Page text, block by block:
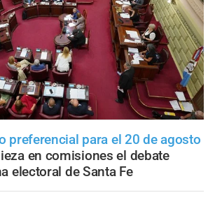
preferencial para el 20 de agosto
en comisiones el debate
electoral de Santa Fe